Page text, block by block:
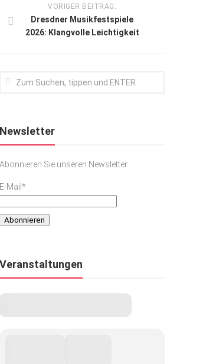
VORIGER BEITRAG:
Dresdner Musikfestspiele
2026: Klangvolle Leichtigkeit
Newsletter
Abonnieren Sie unseren Newsletter
E-Mail*
Veranstaltungen